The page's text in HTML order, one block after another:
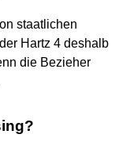
staatlichen
Hartz 4 deshalb
die Bezieher